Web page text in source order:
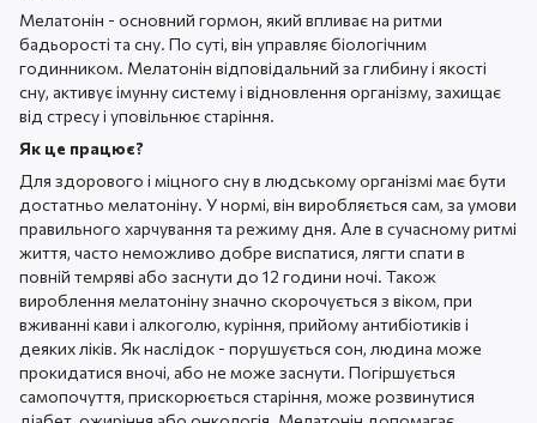
Мелатонін - основний гормон, який впливає на ритми
бадьорості та сну. По суті, він управляє біологічним
годинником. Мелатонін відповідальний за глибину і якості
сну, активує імунну систему і відновлення організму, захищає
від стресу і уповільнює старіння.
Як це працює?
Для здорового і міцного сну в людському організмі має бути
достатньо мелатоніну. У нормі, він виробляється сам, за умови
правильного харчування та режиму дня. Але в сучасному ритмі
життя, часто неможливо добре виспатися, лягти спати в
повній темряві або заснути до 12 години ночі. Також
вироблення мелатоніну значно скорочується з віком, при
вживанні кави і алкоголю, куріння, прийому антибіотиків і
деяких ліків. Як наслідок - порушується сон, людина може
прокидатися вночі, або не може заснути. Погіршується
самопочуття, прискорюється старіння, може розвинутися